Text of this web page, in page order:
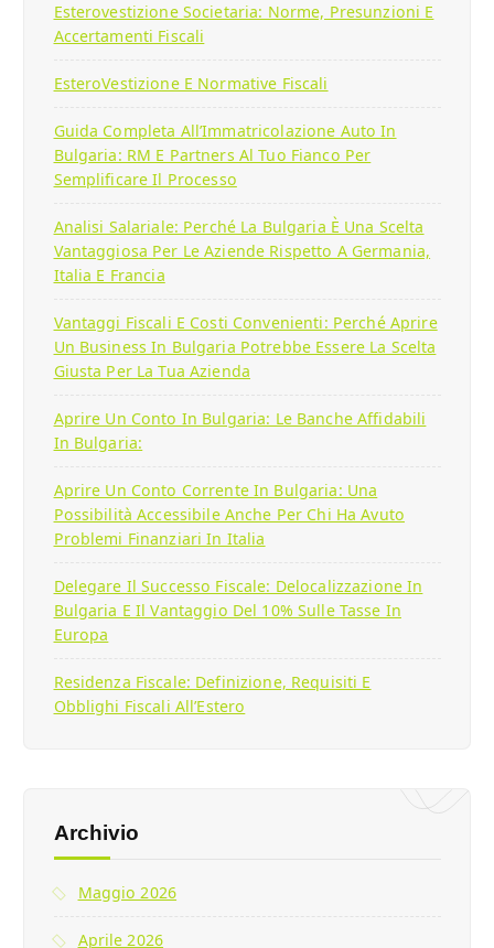
Esterovestizione Societaria: Norme, Presunzioni E
Accertamenti Fiscali
EsteroVestizione E Normative Fiscali
Guida Completa All’Immatricolazione Auto In
Bulgaria: RM E Partners Al Tuo Fianco Per
Semplificare Il Processo
Analisi Salariale: Perché La Bulgaria È Una Scelta
Vantaggiosa Per Le Aziende Rispetto A Germania,
Italia E Francia
Vantaggi Fiscali E Costi Convenienti: Perché Aprire
Un Business In Bulgaria Potrebbe Essere La Scelta
Giusta Per La Tua Azienda
Aprire Un Conto In Bulgaria: Le Banche Affidabili
In Bulgaria:
Aprire Un Conto Corrente In Bulgaria: Una
Possibilità Accessibile Anche Per Chi Ha Avuto
Problemi Finanziari In Italia
Delegare Il Successo Fiscale: Delocalizzazione In
Bulgaria E Il Vantaggio Del 10% Sulle Tasse In
Europa
Residenza Fiscale: Definizione, Requisiti E
Obblighi Fiscali All’Estero
Archivio
Maggio 2026
Aprile 2026